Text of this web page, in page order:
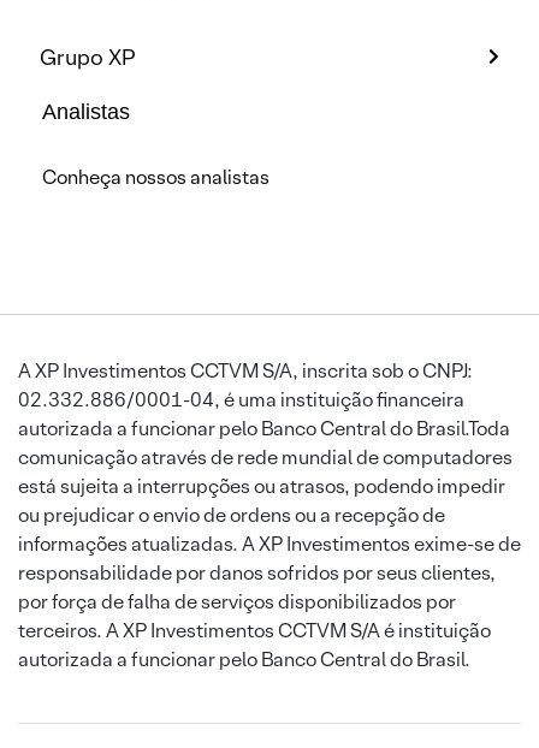
Grupo XP
Analistas
Conheça nossos analistas
A XP Investimentos CCTVM S/A, inscrita sob o CNPJ:
02.332.886/0001-04, é uma instituição financeira
autorizada a funcionar pelo Banco Central do Brasil.Toda
comunicação através de rede mundial de computadores
está sujeita a interrupções ou atrasos, podendo impedir
ou prejudicar o envio de ordens ou a recepção de
informações atualizadas. A XP Investimentos exime-se de
responsabilidade por danos sofridos por seus clientes,
por força de falha de serviços disponibilizados por
terceiros. A XP Investimentos CCTVM S/A é instituição
autorizada a funcionar pelo Banco Central do Brasil.